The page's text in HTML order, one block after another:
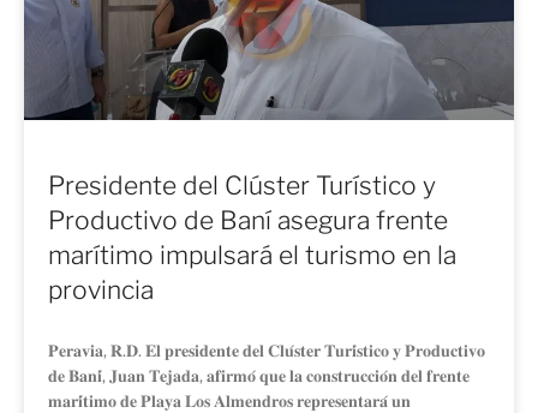
Presidente del Clúster Turístico y
Productivo de Baní asegura frente
marítimo impulsará el turismo en la
provincia
𝐏𝐞𝐫𝐚𝐯𝐢𝐚, 𝐑.𝐃. 𝐄𝐥 𝐩𝐫𝐞𝐬𝐢𝐝𝐞𝐧𝐭𝐞 𝐝𝐞𝐥 𝐂𝐥𝐮́𝐬𝐭𝐞𝐫 𝐓𝐮𝐫𝐢́𝐬𝐭𝐢𝐜𝐨 𝐲 𝐏𝐫𝐨𝐝𝐮𝐜𝐭𝐢𝐯𝐨
𝐝𝐞 𝐁𝐚𝐧𝐢́, 𝐉𝐮𝐚𝐧 𝐓𝐞𝐣𝐚𝐝𝐚, 𝐚𝐟𝐢𝐫𝐦𝐨́ 𝐪𝐮𝐞 𝐥𝐚 𝐜𝐨𝐧𝐬𝐭𝐫𝐮𝐜𝐜𝐢𝐨́𝐧 𝐝𝐞𝐥 𝐟𝐫𝐞𝐧𝐭𝐞
𝐦𝐚𝐫𝐢́𝐭𝐢𝐦𝐨 𝐝𝐞 𝐏𝐥𝐚𝐲𝐚 𝐋𝐨𝐬 𝐀𝐥𝐦𝐞𝐧𝐝𝐫𝐨𝐬 𝐫𝐞𝐩𝐫𝐞𝐬𝐞𝐧𝐭𝐚𝐫𝐚́ 𝐮𝐧